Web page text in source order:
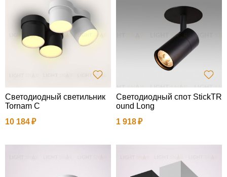
Светодиодный светильник
Tornam С
10 184
Светодиодный спот StickTR
ound Long
1 918